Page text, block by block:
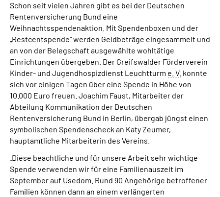
Schon seit vielen Jahren gibt es bei der Deutschen
Rentenversicherung Bund eine
Weihnachtsspendenaktion. Mit Spendenboxen und der
„Restcentspende“ werden Geldbeträge eingesammelt und
an von der Belegschaft ausgewählte wohltätige
Einrichtungen übergeben. Der Greifswalder Förderverein
Kinder- und Jugendhospizdienst Leuchtturm e. V. konnte
sich vor einigen Tagen über eine Spende in Höhe von
10.000 Euro freuen. Joachim Faust, Mitarbeiter der
Abteilung Kommunikation der Deutschen
Rentenversicherung Bund in Berlin, übergab jüngst einen
symbolischen Spendenscheck an Katy Zeumer,
hauptamtliche Mitarbeiterin des Vereins.
„Diese beachtliche und für unsere Arbeit sehr wichtige
Spende verwenden wir für eine Familienauszeit im
September auf Usedom. Rund 90 Angehörige betroffener
Familien können dann an einem verlängerten